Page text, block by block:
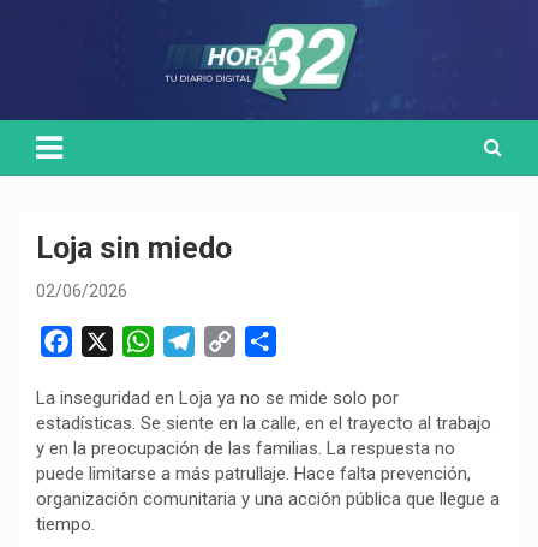
Loja sin miedo
02/06/2026
c
e
b
o
o
W
a
t
s
A
l
e
g
r
p
y
L
m
p
a
r
La inseguridad en Loja ya no se mide solo por
estadísticas. Se siente en la calle, en el trayecto al trabajo
y en la preocupación de las familias. La respuesta no
puede limitarse a más patrullaje. Hace falta prevención,
organización comunitaria y una acción pública que llegue a
tiempo.